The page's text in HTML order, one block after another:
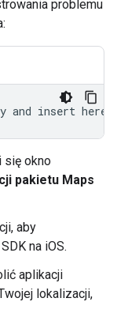
problemu
and insert
się okno
pakietu Maps
aby
na iOS.
aplikacji
lokalizacji,